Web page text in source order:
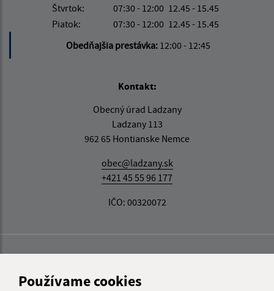
Používame cookies
Štvrtok:
07:30 - 12:00 12.45 - 15.45
Piatok:
07:30 - 12:00 12.45 - 15.45
Obedňajšia prestávka: 12:00 - 12:45
Kontakt:
Obecný úrad Ladzany
Ladzany 113
962 65 Hontianske Nemce
obec@ladzany.sk
+421 45 55 96 177
IČO: 00320072